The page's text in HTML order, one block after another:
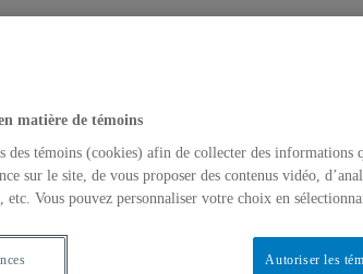
matière de témoins
des témoins (cookies) afin de collecter des informations
sur le site, de vous proposer des contenus vidéo,
etc. Vous pouvez personnaliser votre choix en
Autoriser les